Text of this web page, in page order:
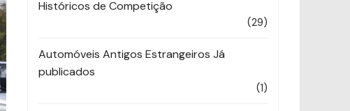
Históricos de Competição
(29)
Automóveis Antigos Estrangeiros Já
publicados
(1)